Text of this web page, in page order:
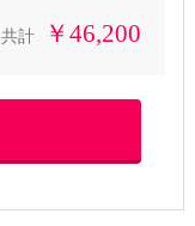
共計 ￥46,200